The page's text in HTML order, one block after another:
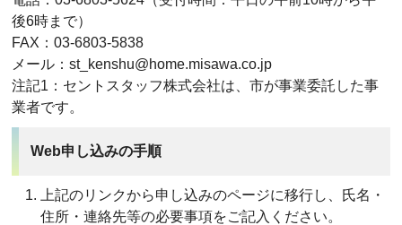
後6時まで）
FAX：03-6803-5838
メール：st_kenshu@home.misawa.co.jp
注記1：セントスタッフ株式会社は、市が事業委託した事
業者です。
Web申し込みの手順
上記のリンクから申し込みのページに移行し、氏名・
住所・連絡先等の必要事項をご記入ください。